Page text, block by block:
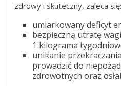
zdrowy i skuteczny, zaleca się:
umiarkowany deficyt
bezpieczną utratę
1 kilograma
unikanie
prowadzić do
zdrowotnych oraz